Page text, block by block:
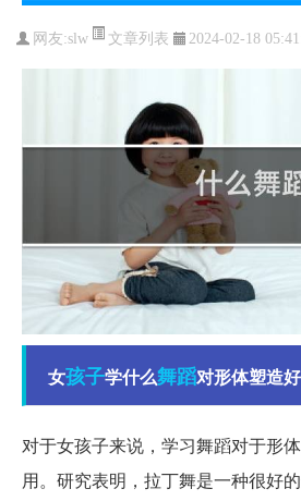
网友:slw 文章列表 2024-02-18
女孩子学什么舞蹈对形体塑造好
对于女孩子来说，学习舞蹈对于形
用。研究表明，拉丁舞是一种很好